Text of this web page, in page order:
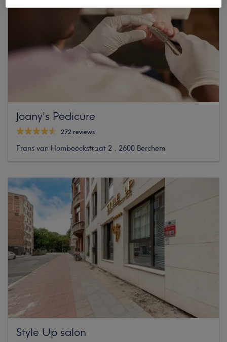
Joany's Pedicure
272 reviews
Frans van Hombeeckstraat 2 , 2600 Berchem
Style Up salon